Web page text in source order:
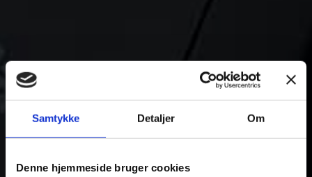
Samtykke Detaljer Om
Denne hjemmeside bruger cookies